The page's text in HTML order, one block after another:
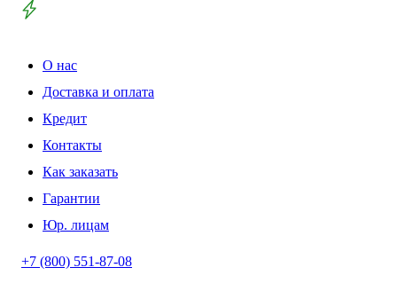
О нас
Доставка и оплата
Кредит
Контакты
Как заказать
Гарантии
Юр. лицам
+7 (800) 551-87-08